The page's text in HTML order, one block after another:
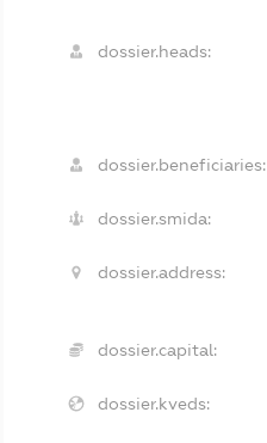
dossier.heads:
dossier.beneficiaries:
dossier.smida:
dossier.address:
dossier.capital:
dossier.kveds: